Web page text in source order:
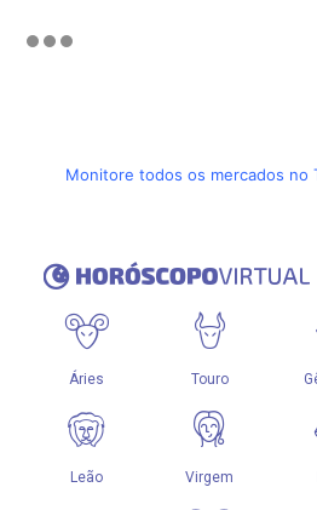
Monitore todos os mercados no